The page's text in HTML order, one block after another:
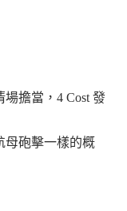
擔當，4 Cost 發
母砲擊一樣的概